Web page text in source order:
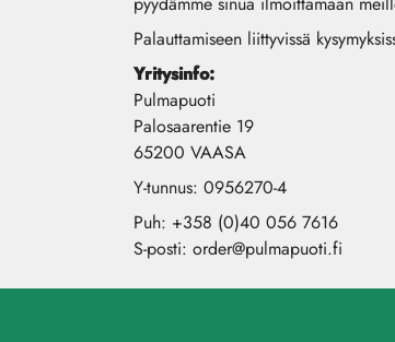
Palauttamiseen liittyvissä
Yritysinfo:
Pulmapuoti
Palosaarentie 19
65200 VAASA
Y-tunnus: 0956270-4
Puh: +358 (0)40 056 7616
S-posti: order@pulmapuoti.fi